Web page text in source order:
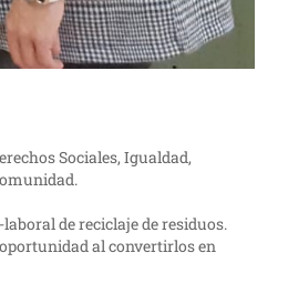
Sociales, Igualdad,
de reciclaje de residuos.
al convertirlos en